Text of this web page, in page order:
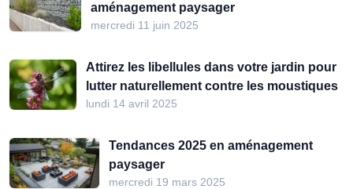
aménagement paysager
mercredi 11 juin 2025
Attirez les libellules dans votre jardin pour
lutter naturellement contre les moustiques
lundi 14 avril 2025
Tendances 2025 en aménagement
paysager
mercredi 19 mars 2025